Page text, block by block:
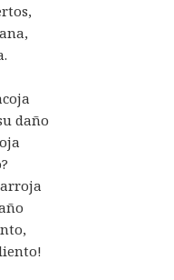
daño